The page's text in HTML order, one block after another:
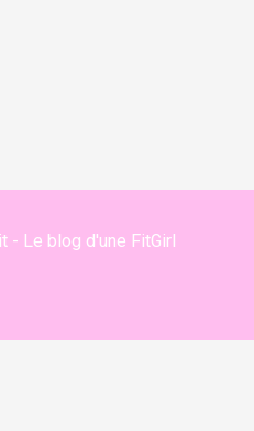
- Le blog d'une FitGirl